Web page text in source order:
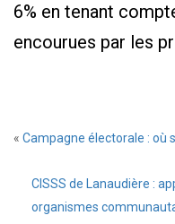
6% en tenant
encourues par les
« Campagne électorale : où
CISSS de Lanaudière :
organismes